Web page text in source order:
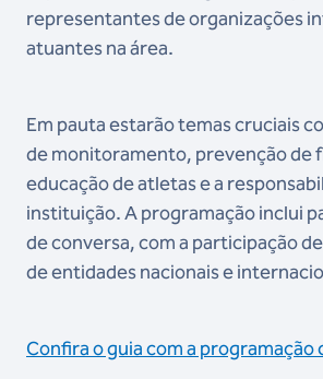
representantes de organizações
atuantes na área.
Em pauta estarão temas cruciais
de monitoramento, prevenção de
educação de atletas e a
instituição. A programação inclui
de conversa, com a participação
de entidades nacionais e
Confira o guia com a programação